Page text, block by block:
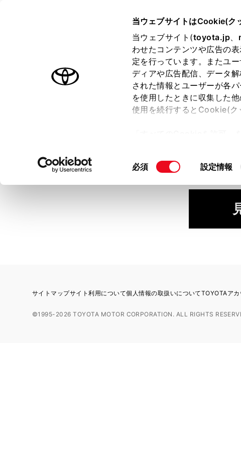
当ウェブサイトはCookie(ク
当ウェブサイト(toyota.jp、
わせたコンテンツや広告の
定を行っています。またユ
ディアや広告配信、データ
された情報とユーザーが各
を使用したときに収集した
使用を続行するとCookie(ク
て」をご覧ください。
同
必須 設定情報
オーナーサポート トピックス
見積りシミュレーション
サイトマップサイト利用について個人情報の取扱いについてTOYOTAア
©1995-2026 TOYOTA MOTOR CORPORATION. ALL RIGHTS